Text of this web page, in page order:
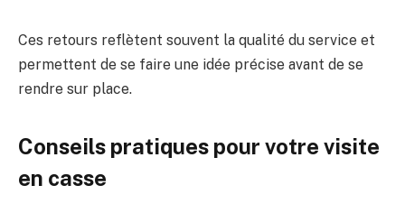
Ces retours reflètent souvent la qualité du service et
permettent de se faire une idée précise avant de se
rendre sur place.
Conseils pratiques pour votre visite
en casse